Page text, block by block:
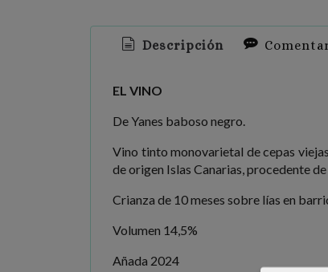
Descripción
EL VINO
De Yanes baboso negro.
Vino tinto monovarietal de cepas
de origen Islas Canarias, procedente
Crianza de 10 meses sobre lías en
Volumen 14,5%
Añada 2024